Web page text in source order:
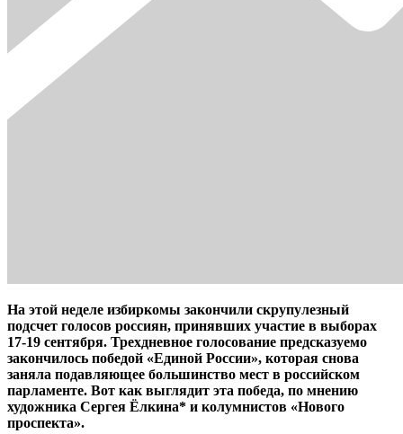
На этой неделе избиркомы закончили скрупулезный
подсчет голосов россиян, принявших участие в выборах
17-19 сентября. Трехдневное голосование предсказуемо
закончилось победой «Единой России», которая снова
заняла подавляющее большинство мест в российском
парламенте. Вот как выглядит эта победа, по мнению
художника Сергея Ёлкина* и колумнистов «Нового
проспекта».